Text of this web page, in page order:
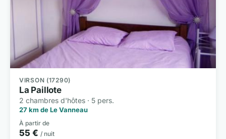
VIRSON (17290)
La Paillote
2 chambres d'hôtes · 5 pers.
27 km de Le Vanneau
À partir de
55 € / nuit